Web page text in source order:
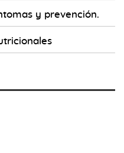
y prevención.